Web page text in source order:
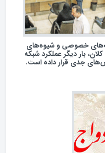
خصوصی و شیوه‌های
بار دیگر عملکرد شبکه
جدی قرار داده است.